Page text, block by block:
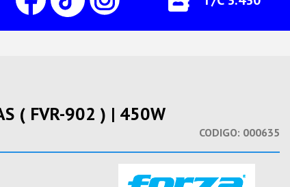
( FVR-902 ) | 450W
CODIGO: 000635